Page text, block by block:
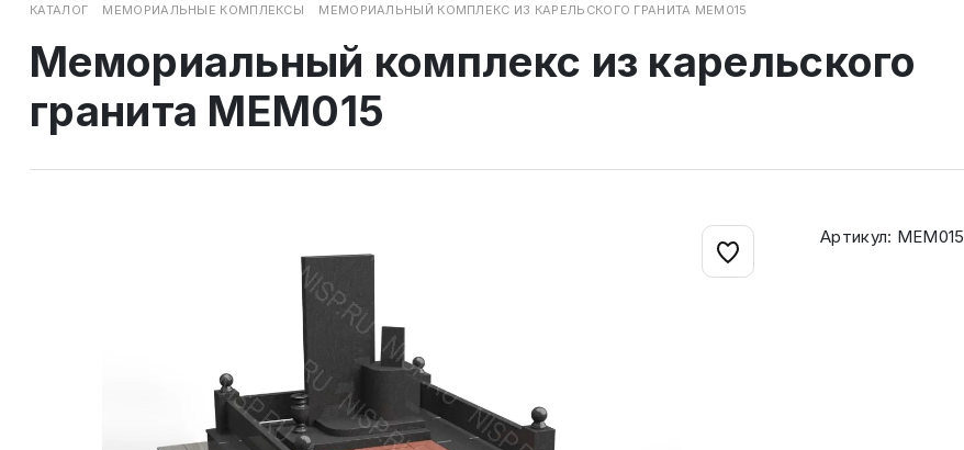
КАТАЛОГ МЕМОРИАЛЬНЫЕ КОМПЛЕКСЫ МЕМОРИАЛЬНЫЙ КОМПЛЕКС ИЗ КАРЕЛЬСКОГО ГРАНИТА МЕМ015
Мемориальный комплекс из карельского
гранита МЕМ015
Артикул: МЕМ015